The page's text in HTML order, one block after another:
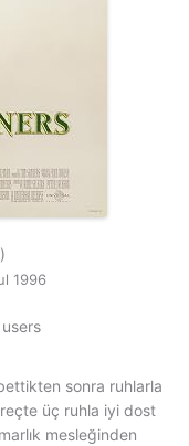
1996
sonra ruhlarla
üç ruhla iyi dost
mesleğinden